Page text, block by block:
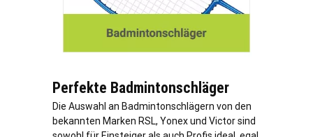
Perfekte Badmintonschläger
Die Auswahl an Badmintonschlägern von den
bekannten Marken RSL, Yonex und Victor sind